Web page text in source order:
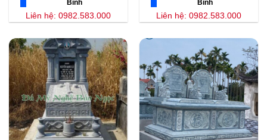
Bình
Liên hệ: 0982.583.000
Bình
Liên hệ: 0982.583.000